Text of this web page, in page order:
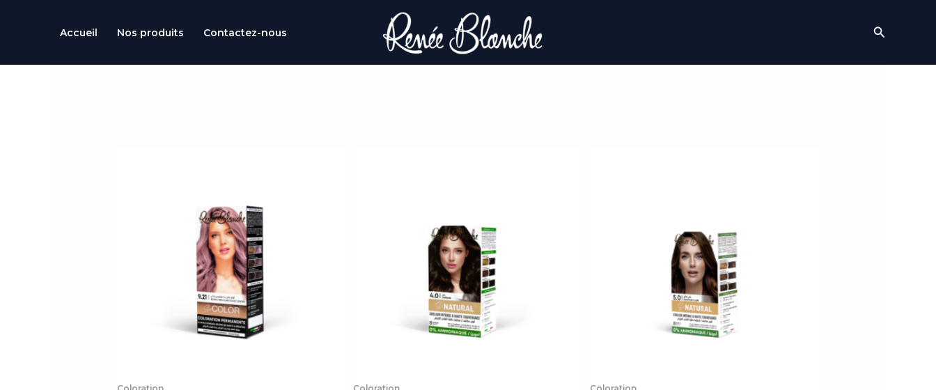
Accueil Nos produits Contactez-nous